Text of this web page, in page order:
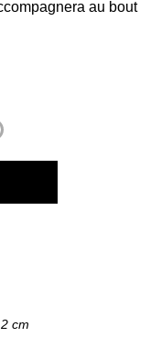
au bout
cm